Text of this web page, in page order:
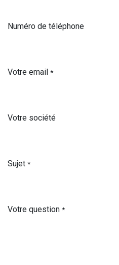
Numéro de téléphone
Votre email *
Votre société
Sujet *
Votre question *